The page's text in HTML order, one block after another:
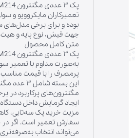
بوده و برای برخی مدل‌های
جهت فیش، نوع پایه و
متن کامل محصول
به‌صورت مداوم با تعمیر
پرمصرف را با قیمت
مگنترون‌های پرکاربرد در
ایجاد گرمایش داخل دستگاه
مزیت خرید پک سه‌تایی،
سفارش تعمیر است. اگر در
می‌تواند انتخاب